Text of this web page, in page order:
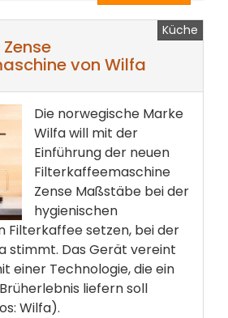
Küche
von Wilfa
Die norwegische Marke
Wilfa will mit der
Einführung der neuen
Filterkaffeemaschine
Zense Maßstäbe bei der
hygienischen
Filterkaffee setzen, bei der
stimmt. Das Gerät vereint
einer Technologie, die ein
liefern soll
Wilfa).